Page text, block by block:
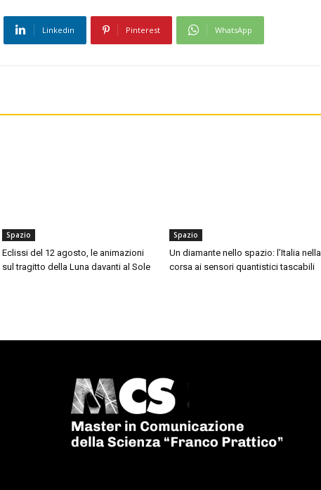
Linkedin Pinterest WhatsApp
Spazio
Eclissi del 12 agosto, le animazioni
sul tragitto della Luna davanti al Sole
Spazio
Un diamante nello spazio: l’Italia nella
corsa ai sensori quantistici tascabili